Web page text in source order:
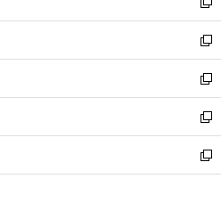
開
く
ウ
で
開
く
ィ
ン
ド
ウ
で
開
く
い
ウ
ィ
ン
ド
ウ
で
開
く
新
し
い
ウ
ィ
ン
ド
ウ
で
開
新
し
い
ウ
ィ
ン
ド
ウ
新
し
い
ウ
ィ
ン
新
し
い
ウ
新
し